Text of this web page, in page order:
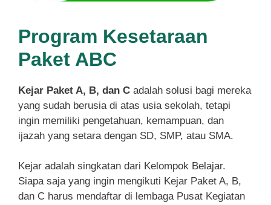
Program Kesetaraan
Paket ABC
Kejar Paket A, B, dan C adalah solusi bagi mereka
yang sudah berusia di atas usia sekolah, tetapi
ingin memiliki pengetahuan, kemampuan, dan
ijazah yang setara dengan SD, SMP, atau SMA.
Kejar adalah singkatan dari Kelompok Belajar.
Siapa saja yang ingin mengikuti Kejar Paket A, B,
dan C harus mendaftar di lembaga Pusat Kegiatan